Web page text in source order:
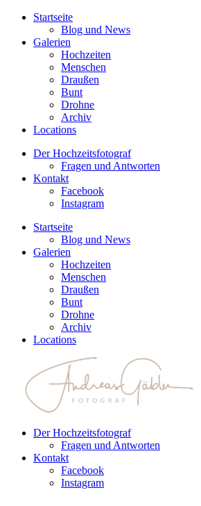
Startseite
Blog und News
Galerien
Hochzeiten
Menschen
Draußen
Bunt
Drohne
Archiv
Locations
Der Hochzeitsfotograf
Fragen und Antworten
Kontakt
Facebook
Instagram
Startseite
Blog und News
Galerien
Hochzeiten
Menschen
Draußen
Bunt
Drohne
Archiv
Locations
Der Hochzeitsfotograf
Fragen und Antworten
Kontakt
Facebook
Instagram